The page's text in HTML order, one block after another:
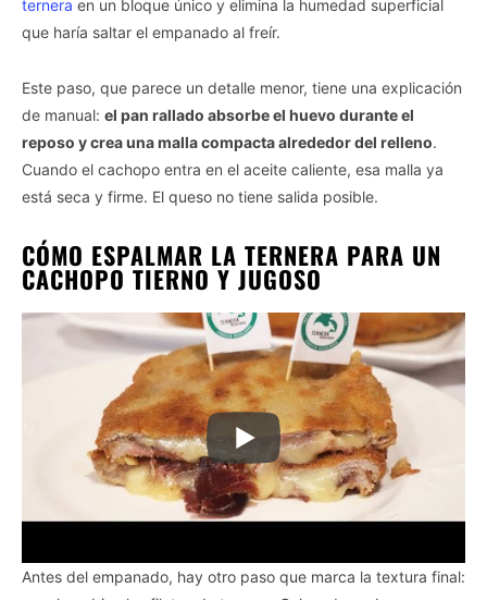
ternera en un bloque único y elimina la humedad superficial
que haría saltar el empanado al freír.
Este paso, que parece un detalle menor, tiene una explicación
de manual: el pan rallado absorbe el huevo durante el
reposo y crea una malla compacta alrededor del relleno.
Cuando el cachopo entra en el aceite caliente, esa malla ya
está seca y firme. El queso no tiene salida posible.
CÓMO ESPALMAR LA TERNERA PARA UN
CACHOPO TIERNO Y JUGOSO
Antes del empanado, hay otro paso que marca la textura final: